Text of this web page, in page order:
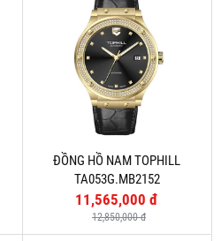
ĐỒNG HỒ NAM TOPHILL
TA053G.MB2152
11,565,000 đ
12,850,000 đ